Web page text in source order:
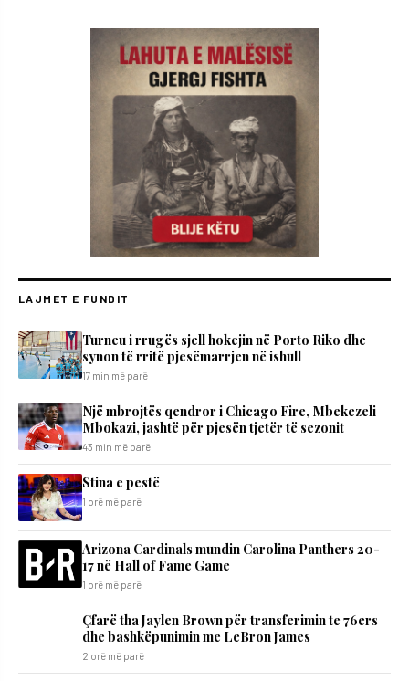
LAJMET E FUNDIT
Turneu i rrugës sjell hokejin në Porto Riko dhe
synon të rritë pjesëmarrjen në ishull
17 min më parë
Një mbrojtës qendror i Chicago Fire, Mbekezeli
Mbokazi, jashtë për pjesën tjetër të sezonit
43 min më parë
Stina e pestë
1 orë më parë
Arizona Cardinals mundin Carolina Panthers 20-
17 në Hall of Fame Game
1 orë më parë
Çfarë tha Jaylen Brown për transferimin te 76ers
dhe bashkëpunimin me LeBron James
2 orë më parë